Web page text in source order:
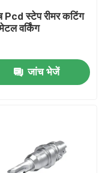
Pcd स्टेप रीमर कटिंग
वर्किंग
जांच भेजें